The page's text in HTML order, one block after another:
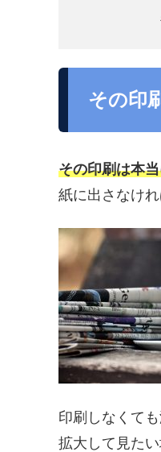
その印
その印刷は本
紙に出さなけ
印刷しなくて
拡大して見た